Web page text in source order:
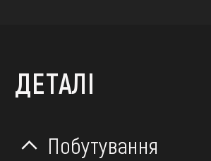
ДЕТАЛІ
Побутування